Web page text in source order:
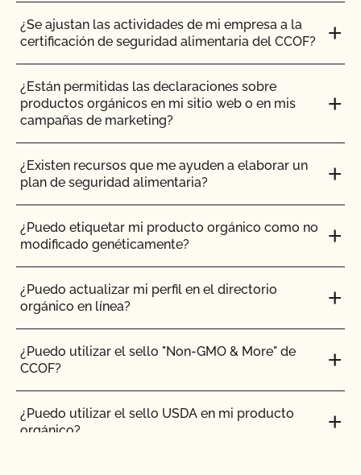
¿Se ajustan las actividades de mi empresa a la
certificación de seguridad alimentaria del CCOF?
¿Están permitidas las declaraciones sobre
productos orgánicos en mi sitio web o en mis
campañas de marketing?
¿Existen recursos que me ayuden a elaborar un
plan de seguridad alimentaria?
¿Puedo etiquetar mi producto orgánico como no
modificado genéticamente?
¿Puedo actualizar mi perfil en el directorio
orgánico en línea?
¿Puedo utilizar el sello "Non-GMO & More" de
CCOF?
¿Puedo utilizar el sello USDA en mi producto
orgánico?
para piensos tengan certificación orgánica?
¿Certifica el CCOF los productos de cáñamo?
¿Ofrece el CCOF la Certificación de Transición?
¿Cómo se certifican como orgánicos los sistemas
hidropónicos y en contenedor?
¿Cómo puedo encontrar un matadero orgánico
certificado?
¿Cómo pueden etiquetarse mis productos
transitorios certificados por el CCOF?
¿Cómo añado un cultivo a mi perfil de cliente?
¿Cómo añado una nueva parcela a mi certificación